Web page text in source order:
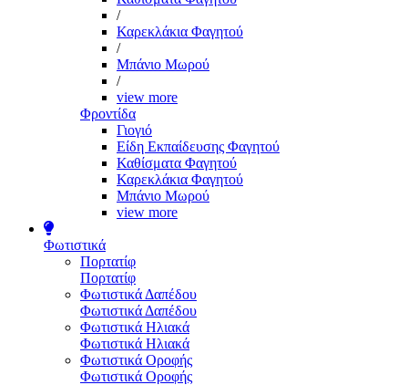
/
Καρεκλάκια Φαγητού
/
Μπάνιο Μωρού
/
view more
Φροντίδα
Γιογιό
Είδη Εκπαίδευσης Φαγητού
Καθίσματα Φαγητού
Καρεκλάκια Φαγητού
Μπάνιο Μωρού
view more
Φωτιστικά
Πορτατίφ
Πορτατίφ
Φωτιστικά Δαπέδου
Φωτιστικά Δαπέδου
Φωτιστικά Ηλιακά
Φωτιστικά Ηλιακά
Φωτιστικά Οροφής
Φωτιστικά Οροφής